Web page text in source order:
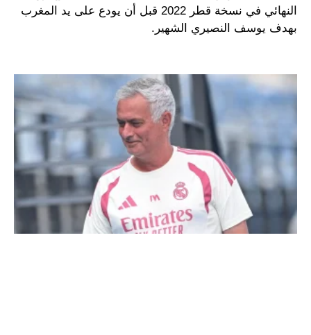
النهائي في نسخة قطر 2022 قبل أن يودع على يد المغرب
بهدف يوسف النصيري الشهير.